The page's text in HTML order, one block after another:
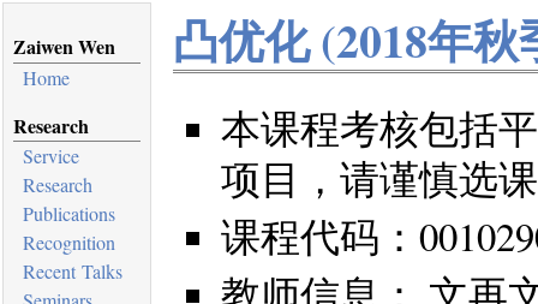
Zaiwen Wen
Home
Research
Service
Research
Publications
Recognition
Recent Talks
凸优化 (2018年秋
本课程考核包括
项目，请谨慎选课
课程代码：
教师信息： 文再